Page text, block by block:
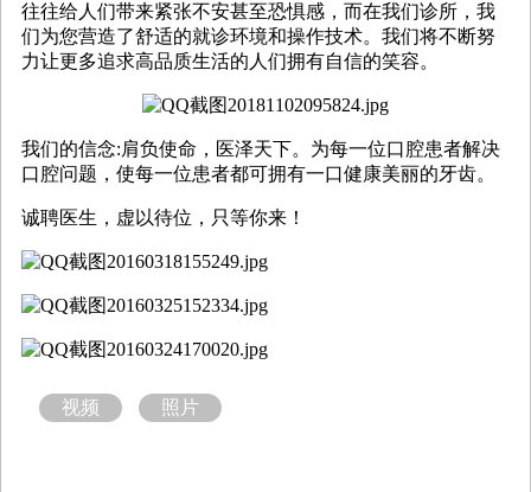
往往给人们带来紧张不安甚至恐惧感，而在我们诊所，我
们为您营造了舒适的就诊环境和操作技术。我们将不断努
力让更多追求高品质生活的人们拥有自信的笑容。
我们的信念:肩负使命，医泽天下。为每一位口腔患者解决
口腔问题，使每一位患者都可拥有一口健康美丽的牙齿。
诚聘医生，虚以待位，只等你来！
视频 照片